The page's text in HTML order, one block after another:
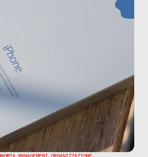
,MANAGEMENT,ORGANIZZAZIONE,